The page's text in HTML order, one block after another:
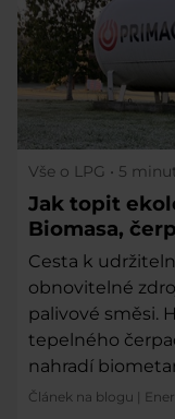
Vše o LPG • 5 minut
Jak topit
Biomasa,
přípojky
Cesta k
obnovitelné
palivové směsi.
tepelného
nahradí
Článek na blogu |